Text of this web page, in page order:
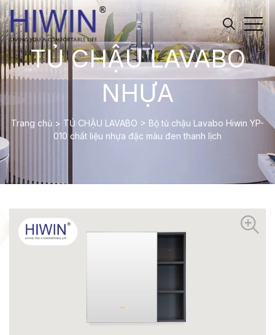
TỦ CHẬU LAVABO
NHỰA
Trang chủ > TỦ CHẬU LAVABO > Bộ tủ chậu Lavabo Hiwin YP-
010 chất liệu nhựa đặc màu đen thanh lịch